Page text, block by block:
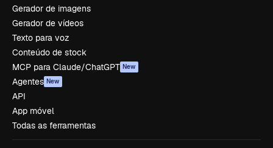
Gerador de imagens
Gerador de vídeos
Texto para voz
Conteúdo de stock
MCP para Claude/ChatGPT New
Agentes New
API
App móvel
Todas as ferramentas